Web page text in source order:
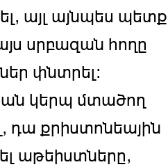
այլ այնպես պետք
սրբազան հողը
փնտրել:
կերպ մտածող
դա քրիստոնեային
աթեիստները,